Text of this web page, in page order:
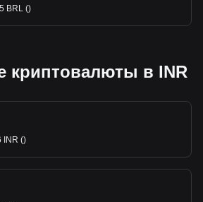
BRL ()
криптовалюты в INR
INR ()